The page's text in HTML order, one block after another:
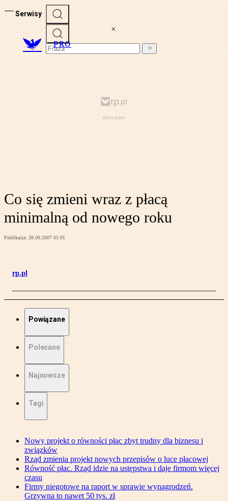
Serwisy
PRO
Co się zmieni wraz z płacą
minimalną od nowego roku
Publikacja: 28.09.2007 01:01
rp.pl
Powiązane
Polecane
Najnowsze
Tagi
Nowy projekt o równości płac zbyt trudny dla biznesu i
związków
Rząd zmienia projekt nowych przepisów o luce płacowej
Równość płac. Rząd idzie na ustępstwa i daje firmom więcej
czasu
Firmy niegotowe na raport w sprawie wynagrodzeń.
Grzywna to nawet 50 tys. zł